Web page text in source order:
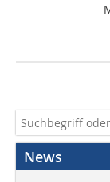
News